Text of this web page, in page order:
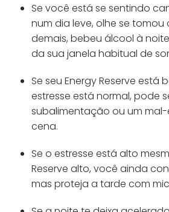
Se você está se sentindo
num dia leve, olhe se
demais, bebeu álcool à
da sua janela habitual de
Se seu Energy Reserve está
estresse está normal, pode
subalimentação ou um
cena.
Se o estresse está alto
Reserve alto, você ainda
mas proteja a tarde com